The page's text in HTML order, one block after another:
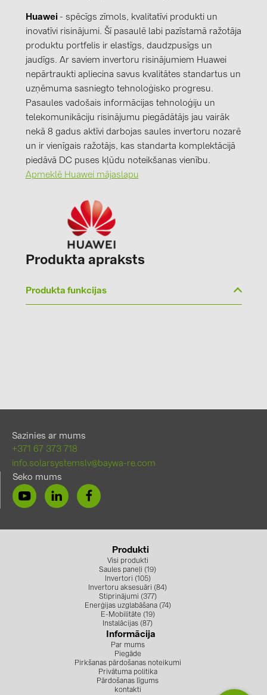
Stäubli (2)
TIGO (4)
Trina Solar (6)
Victron Energy B.V. (2)
WHES (5)
Huawei - spēcīgs zīmols, kvalitatīvi produkti un
inovatīvi risinājumi. Šī pasaulē labi pazīstamā ražotāja
produktu portfelis ir elastīgs, daudzpusīgs un
jaudīgs. Ar saviem invertoru risinājumiem Huawei
nepārtraukti apliecina savus kvalitātes standartus un
uzņēmuma sasniegto tehnoloģisko progresu.
Pasaules vadošais informācijas tehnoloģiju un
telekomunikāciju risinājumu piegādātājs jau vairāk
nekā 8 gadus aktīvi darbojas saules invertoru nozarē
un ir vienīgais ražotājs, kas standarta komplektācijā
piedāvā DC puses kļūdu noteikšanas vienību.
Apmeklē Huawei mājaslapu
Produkta apraksts
Produkta funkcijas
Sazinies ar mums
+371 67 373 718
info.solarsystemslv@baywa-re.com
Seko mums
Produkti
Visi produkti
Saules paneļi (19)
Invertori (105)
Invertoru aksesuāri (84)
Stiprinājumi (377)
Enerģijas uzglabāšana (74)
E-Mobilitāte (19)
Instalācijas (87)
Informācija
Par mums
Piegāde
Pirkšanas pārdošanas noteikumi
Privātuma politika
Pārdošanas līgums
kontakti